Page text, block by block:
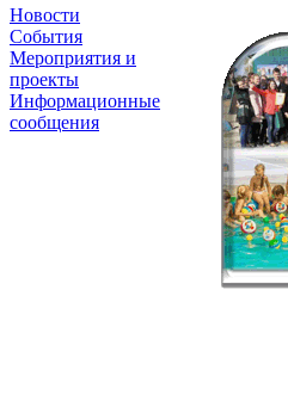
Новости
События
Мероприятия и
проекты
Информационные
сообщения